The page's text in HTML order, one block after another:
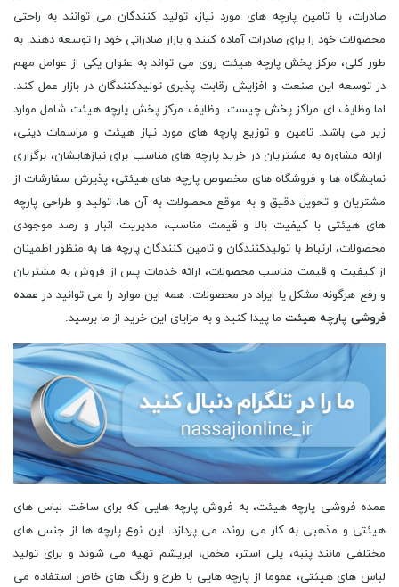
صادرات، با تامین پارچه های مورد نیاز، تولید کنندگان می توانند به راحتی
محصولات خود را برای صادرات آماده کنند و بازار صادراتی خود را توسعه دهند. به
طور کلی، مرکز پخش پارچه هیئت روی می تواند به عنوان یکی از عوامل مهم
در توسعه این صنعت و افزایش رقابت پذیری تولیدکنندگان در بازار عمل کند.
اما وظایف ای مراکز پخش چیست. وظایف مرکز پخش پارچه هیئت شامل موارد
زیر می باشد. تامین و توزیع پارچه های مورد نیاز هیئت و مراسمات دینی،
ارائه مشاوره به مشتریان در خرید پارچه های مناسب برای نیازهایشان، برگزاری
نمایشگاه ها و فروشگاه های مخصوص پارچه های هیئتی، پذیرش سفارشات از
مشتریان و تحویل دقیق و به موقع محصولات به آن ها، تولید و طراحی پارچه
های هیئتی با کیفیت بالا و قیمت مناسب، مدیریت انبار و رصد موجودی
محصولات، ارتباط با تولیدکنندگان و تامین کنندگان پارچه ها به منظور اطمینان
از کیفیت و قیمت مناسب محصولات، ارائه خدمات پس از فروش به مشتریان
و رفع هرگونه مشکل یا ایراد در محصولات. همه این موارد را می توانید در عمده
فروشی پارچه هیئت ما پیدا کنید و به مزایای این خرید از ما برسید.
عمده فروشی پارچه هیئت، به فروش پارچه هایی که برای ساخت لباس های
هیئتی و مذهبی به کار می روند، می پردازد. این نوع پارچه ها از جنس های
مختلفی مانند پنبه، پلی استر، مخمل، ابریشم تهیه می شوند و برای تولید
لباس های هیئتی، عموما از پارچه هایی با طرح و رنگ های خاص استفاده می